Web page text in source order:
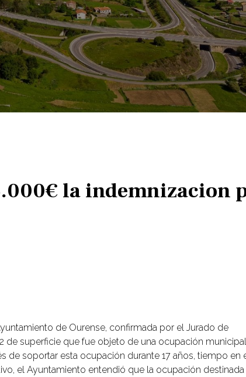
la
de Ourense, confirmada por el Jurado de
de superficie que fue objeto de una ocupación
de soportar esta ocupación durante 17 años, tiempo en
el Ayuntamiento entendió que la ocupación destinada